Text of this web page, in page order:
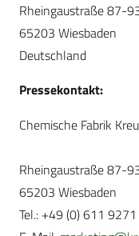
Rheingaustraße 87-
65203 Wiesbaden
Deutschland
Pressekontakt:
Chemische
Rheingaustraße 87-
65203 Wiesbaden
Tel.: +49 (0) 611